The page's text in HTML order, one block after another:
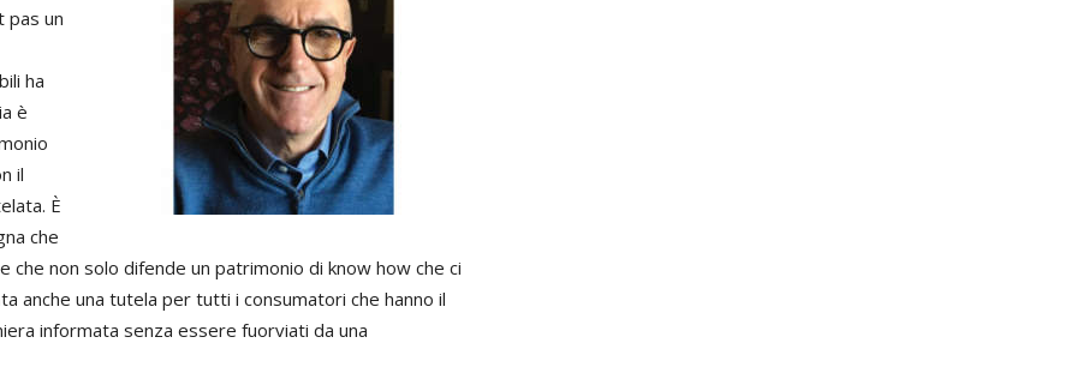
pas un
ha
è
il
È
che
che non solo difende un patrimonio di know how che ci
anche una tutela per tutti i consumatori che hanno il
informata senza essere fuorviati da una